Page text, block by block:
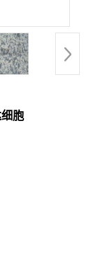
胞